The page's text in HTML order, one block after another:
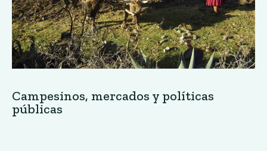
Campesinos, mercados y políticas
públicas